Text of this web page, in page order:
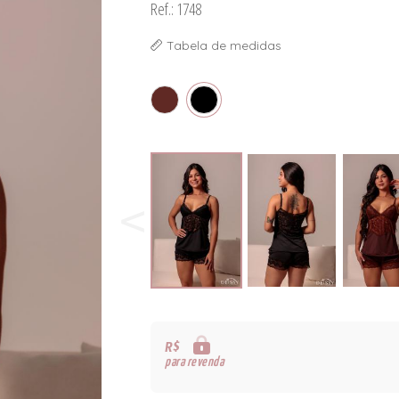
Ref.: 1748
Tabela de medidas
R$
para revenda